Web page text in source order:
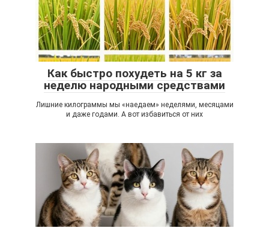
Как быстро похудеть на 5 кг за
неделю народными средствами
Лишние килограммы мы «наедаем» неделями, месяцами
и даже годами. А вот избавиться от них